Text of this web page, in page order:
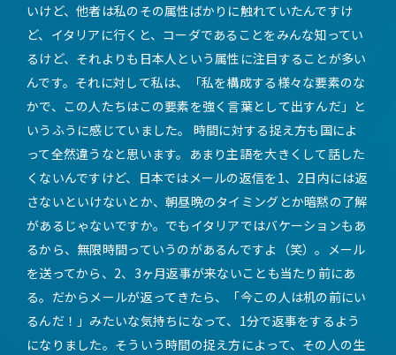
いけど、他者は私のその属性ばかりに触れていたんですけ
ど、イタリアに行くと、コーダであることをみんな知ってい
るけど、それよりも日本人という属性に注目することが多い
んです。それに対して私は、「私を構成する様々な要素のな
かで、この人たちはこの要素を強く言葉として出すんだ」と
いうふうに感じていました。 時間に対する捉え方も国によ
って全然違うなと思います。あまり主語を大きくして話した
くないんですけど、日本ではメールの返信を1、2日内には返
さないといけないとか、朝昼晩のタイミングとか暗黙の了解
があるじゃないですか。でもイタリアではバケーションもあ
るから、無限時間っていうのがあるんですよ（笑）。メール
を送ってから、2、3ヶ月返事が来ないことも当たり前にあ
る。だからメールが返ってきたら、「今この人は机の前にい
るんだ！」みたいな気持ちになって、1分で返事をするよう
になりました。そういう時間の捉え方によって、その人の生